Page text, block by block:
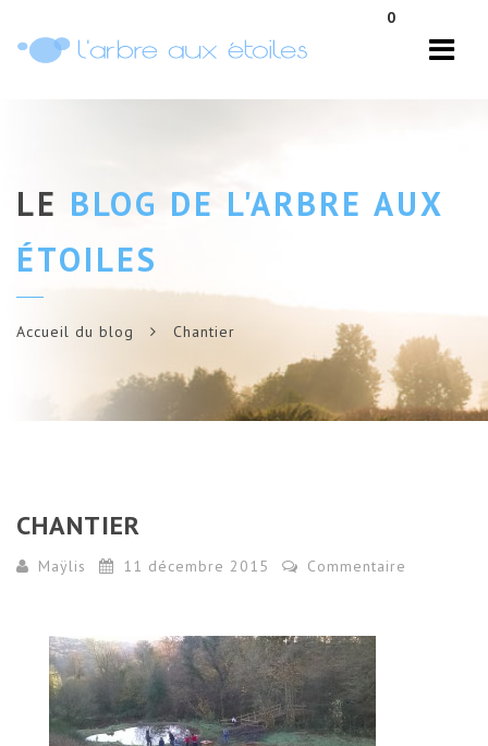
0
LE BLOG DE L'ARBRE AUX
ÉTOILES
Accueil du blog Chantier
CHANTIER
Maÿlis 11 décembre 2015 Commentaire